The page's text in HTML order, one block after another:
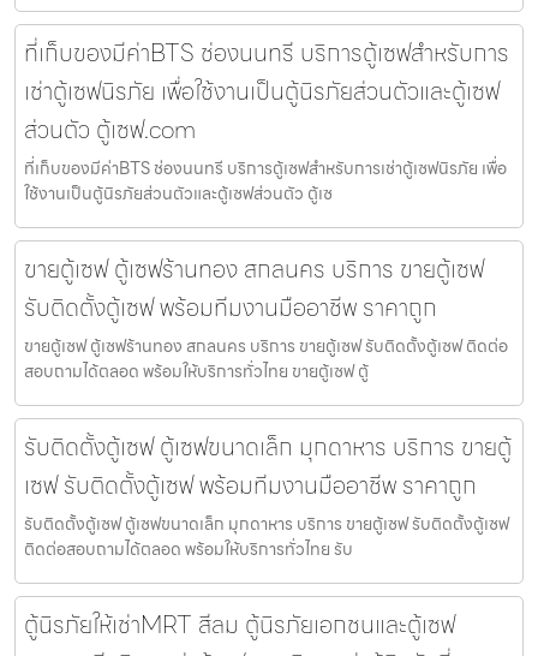
ที่เก็บของมีค่าBTS ช่องนนทรี บริการตู้เซฟสำหรับการ
เช่าตู้เซฟนิรภัย เพื่อใช้งานเป็นตู้นิรภัยส่วนตัวและตู้เซฟ
ส่วนตัว ตู้เซฟ.com
ที่เก็บของมีค่าBTS ช่องนนทรี บริการตู้เซฟสำหรับการเช่าตู้เซฟนิรภัย เพื่อ
ใช้งานเป็นตู้นิรภัยส่วนตัวและตู้เซฟส่วนตัว ตู้เซ
ขายตู้เซฟ ตู้เซฟร้านทอง สกลนคร บริการ ขายตู้เซฟ
รับติดตั้งตู้เซฟ พร้อมทีมงานมืออาชีพ ราคาถูก
ขายตู้เซฟ ตู้เซฟร้านทอง สกลนคร บริการ ขายตู้เซฟ รับติดตั้งตู้เซฟ ติดต่อ
สอบถามได้ตลอด พร้อมให้บริการทั่วไทย ขายตู้เซฟ ตู้
รับติดตั้งตู้เซฟ ตู้เซฟขนาดเล็ก มุกดาหาร บริการ ขายตู้
เซฟ รับติดตั้งตู้เซฟ พร้อมทีมงานมืออาชีพ ราคาถูก
รับติดตั้งตู้เซฟ ตู้เซฟขนาดเล็ก มุกดาหาร บริการ ขายตู้เซฟ รับติดตั้งตู้เซฟ
ติดต่อสอบถามได้ตลอด พร้อมให้บริการทั่วไทย รับ
ตู้นิรภัยให้เช่าMRT สีลม ตู้นิรภัยเอกชนและตู้เซฟ